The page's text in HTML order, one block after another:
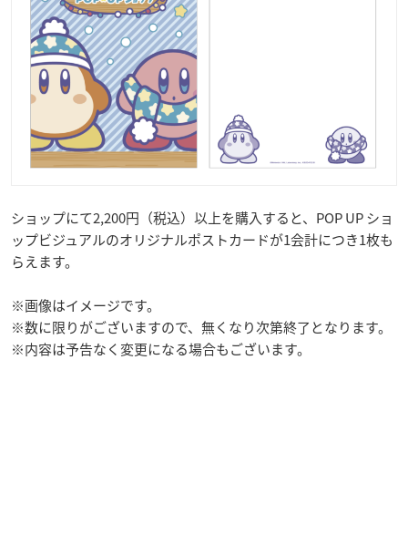
ショップにて2,200円（税込）以上を購入すると、POP UP ショ
ップビジュアルのオリジナルポストカードが1会計につき1枚も
らえます。
※画像はイメージです。
※数に限りがございますので、無くなり次第終了となります。
※内容は予告なく変更になる場合もございます。